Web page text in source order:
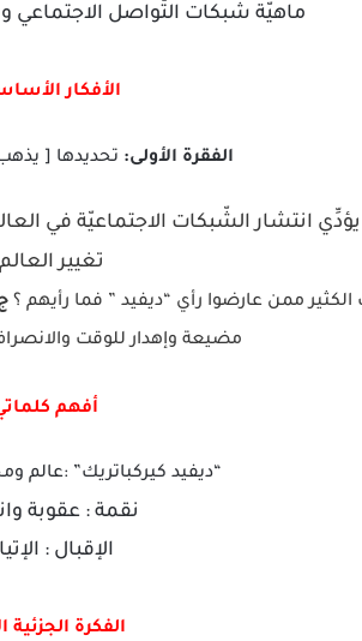
ماهيّة شبكات التّواصل الاجتماعي
الأفكار
الفقرة الأولى: تحديدها [
يؤدِّي انتشار الشّبكات الاجتماعيّة في
تغيير
الكثير ممن عارضوا رأي “ديفيد ” فما رأيهم ؟
مضيعة وإهدار للوقت
أفهم
“ديفيد كيركباتريك” :عالم
نقمة : عقوبة
الإقبال :
الفكرة الجزئية